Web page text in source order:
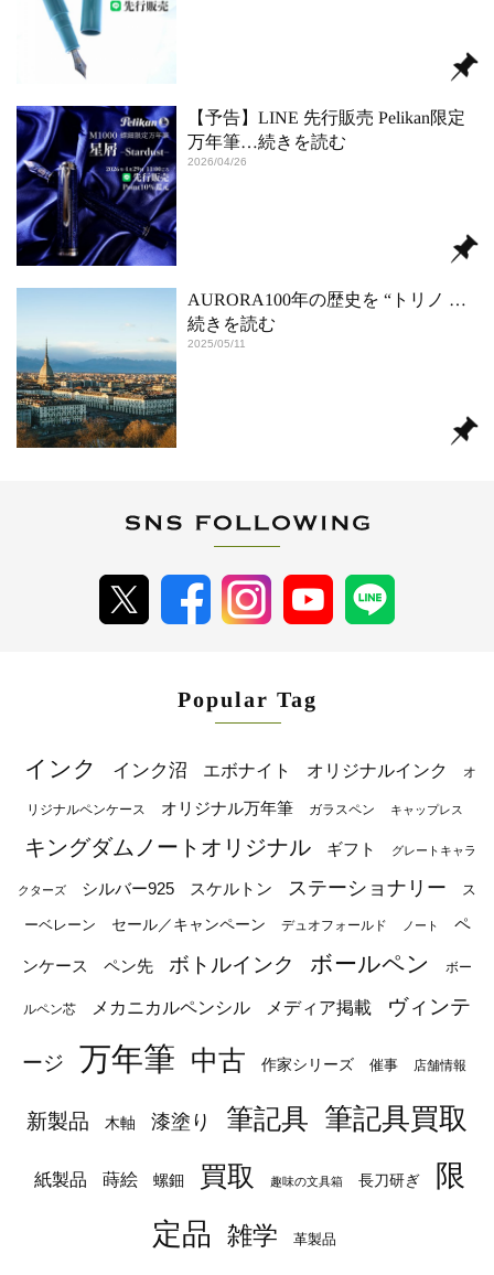
【予告】LINE 先行販売 Pelikan限定
万年筆…続きを読む
2026/04/26
AURORA100年の歴史を “トリノ …
続きを読む
2025/05/11
Popular Tag
インク インク沼 エボナイト オリジナルインク オ
リジナルペンケース オリジナル万年筆 ガラスペン キャップレス
キングダムノートオリジナル ギフト グレートキャラ
クターズ シルバー925 スケルトン ステーショナリー ス
ーベレーン セール／キャンペーン デュオフォールド ノート ペ
ンケース ペン先 ボトルインク ボールペン ボー
ルペン芯 メカニカルペンシル メディア掲載 ヴィンテ
ージ 万年筆 中古 作家シリーズ 催事 店舗情報
新製品 木軸 漆塗り 筆記具 筆記具買取
紙製品 蒔絵 螺鈿 買取 趣味の文具箱 長刀研ぎ
限
定品
雑学 革製品